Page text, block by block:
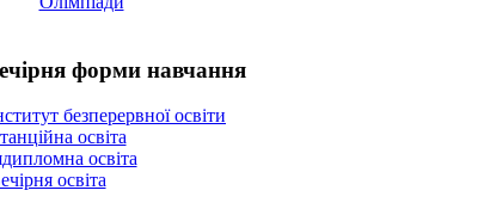
форми навчання
безперервної освіти
освіта
освіта
освіта